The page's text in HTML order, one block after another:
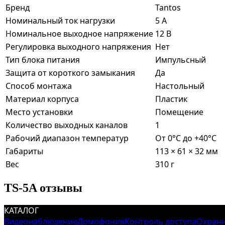
Бренд
Tantos
Номинальный ток нагрузки
5 А
Номинальное выходное напряжение 12 В
Регулировка выходного напряжения Нет
Тип блока питания
Импульсный
Защита от короткого замыкания
Да
Способ монтажа
Настольный
Материал корпуса
Пластик
Место установки
Помещение
Количество выходных каналов
1
Рабочий диапазон температур
От 0°C до +40°C
Габариты
113 × 61 × 32 мм
Вес
310 г
TS-5A отзывы
КАТАЛОГ
ВидеонаблюдениеДомофонияКонтроль доступа